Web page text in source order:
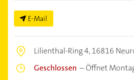
E-Mail
Lilienthal-Ring 4,16816
Geschlossen –Öffnet